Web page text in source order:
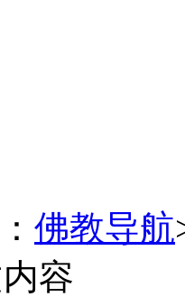
佛教导航
容